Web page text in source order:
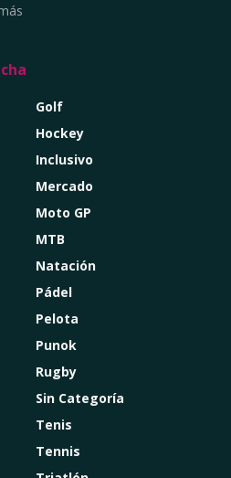
Golf
Hockey
Inclusivo
Mercado
Moto GP
MTB
Natación
Pádel
Pelota
Punok
Rugby
Sin Categoría
Tenis
Tennis